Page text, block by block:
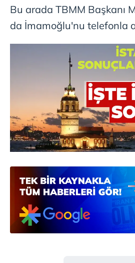
Bu arada TBMM Başkanı
da İmamoğlu'nu telefonla